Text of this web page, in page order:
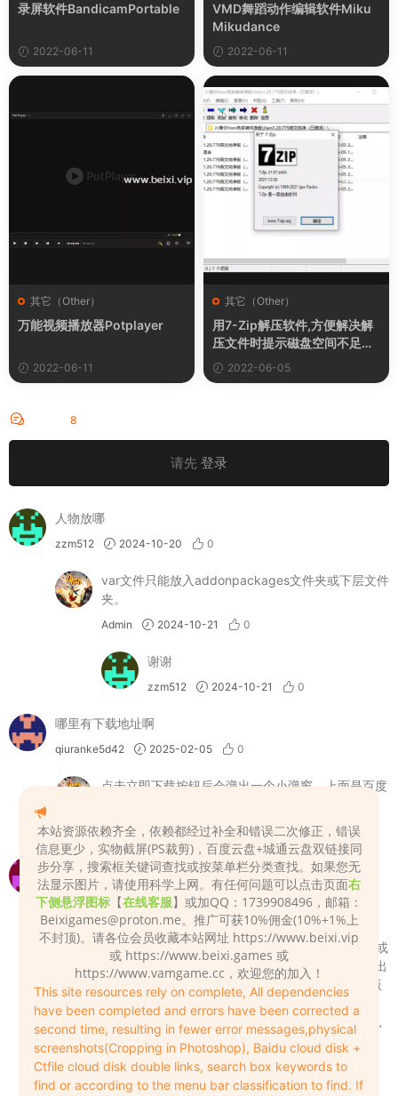
录屏软件BandicamPortable
2022-06-11
VMD舞蹈动作编辑软件Miku
Mikudance
2022-06-11
其它（Other）
万能视频播放器Potplayer
2022-06-11
其它（Other）
用7-Zip解压软件,方便解决解
压文件时提示磁盘空间不足密
码错误等问题。
2022-06-05
8
请先 登录
人物放哪
zzm512 2024-10-20 0
var文件只能放入addonpackages文件夹或下层文件
夹。
Admin 2024-10-21 0
谢谢
zzm512 2024-10-21 0
哪里有下载地址啊
qiuranke5d42 2025-02-05 0
点击立即下载按钮后会弹出一个小弹窗，上面是百度
Admin 2025-02-05 0
有些中文名字的场景或者人物，在加载里面看不到是什么情
况？
破刃之剑888 2026-01-08 0
因为VAM原本不支持中文，那些使用了中文的场景或
人物的路径使用了中文或符号，所以读读不出来或出
错。建议使用VAM1.22.0.1纯净版，或站长使用的版
本（VAM1.22.0.1纯净版+汉化补丁），链接
https://vam.beixi.top/7944.html
，另外存放即可，
和你现在使用的版本不矛盾，可以分别运行。
Admin 2026-01-08 1
本站资源依赖齐全，依赖都经过补全和错误二次修正，错误
信息更少，实物截屏(PS裁剪)，百度云盘+城通云盘双链接同
步分享，搜索框关键词查找或按菜单栏分类查找。如果您无
法显示图片，请使用科学上网。有任何问题可以点击页面右
下侧悬浮图标 【在线客服】或加QQ：1739908496，邮箱：
Beixigames@proton.me。推广可获10%佣金(10%+1%上
不封顶)。请各位会员收藏本站网址 https://www.beixi.vip
或 https://www.beixi.games 或
https://www.vamgame.cc，欢迎您的加入！
This site resources rely on complete, All dependencies
have been completed and errors have been corrected a
second time, resulting in fewer error messages,physical
screenshots(Cropping in Photoshop), Baidu cloud disk +
Ctfile cloud disk double links, search box keywords to
find or according to the menu bar classification to find. If